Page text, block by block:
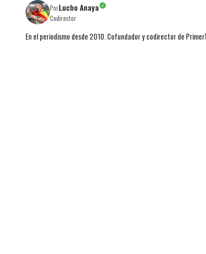
PorLucho Anaya
Codirector
En el periodismo desde 2010. Cofundador y codirector de